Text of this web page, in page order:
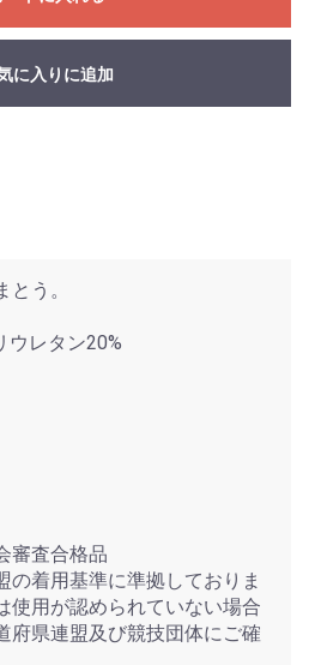
に入りに追加
う。
ウレタン20%
審査合格品
の着用基準に準拠しておりま
使用が認められていない場合
府県連盟及び競技団体にご確